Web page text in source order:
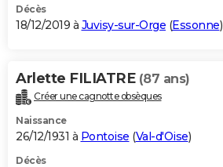
Décès
18/12/2019 à Juvisy-sur-Orge (Essonne)
Arlette FILIATRE (87 ans)
Créer une cagnotte obsèques
Naissance
26/12/1931 à Pontoise (Val-d'Oise)
Décès